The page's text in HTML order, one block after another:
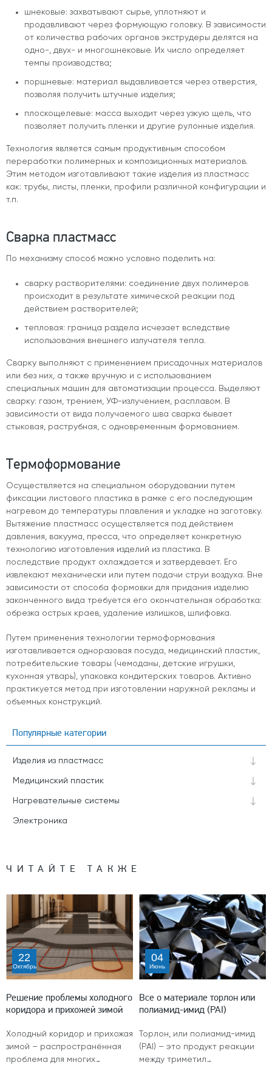
Популярные категории
Изделия из пластмасс
Медицинский пластик
Нагревательные системы
Электроника
шнековые: захватывают сырье, уплотняют и
продавливают через формующую головку. В зависимости
от количества рабочих органов экструдеры делятся на
одно-, двух- и многошнековые. Их число определяет
темпы производства;
поршневые: материал выдавливается через отверстия,
позволяя получить штучные изделия;
плоскощелевые: масса выходит через узкую щель, что
позволяет получить пленки и другие рулонные изделия.
Технология является самым продуктивным способом
переработки полимерных и композиционных материалов.
Этим методом изготавливают такие изделия из пластмасс
как: трубы, листы, пленки, профили различной конфигурации и
т.п.
Сварка пластмасс
По механизму способ можно условно поделить на:
сварку растворителями: соединение двух полимеров
происходит в результате химической реакции под
действием растворителей;
тепловая: граница раздела исчезает вследствие
использования внешнего излучателя тепла.
Сварку выполняют с применением присадочных материалов
или без них, а также вручную и с использованием
специальных машин для автоматизации процесса. Выделяют
сварку: газом, трением, УФ-излучением, расплавом. В
зависимости от вида получаемого шва сварка бывает
стыковая, раструбная, с одновременным формованием.
Термоформование
Осуществляется на специальном оборудовании путем
фиксации листового пластика в рамке с его последующим
нагревом до температуры плавления и укладке на заготовку.
Вытяжение пластмасс осуществляется под действием
давления, вакуума, пресса, что определяет конкретную
технологию изготовления изделий из пластика. В
последствие продукт охлаждается и затвердевает. Его
извлекают механически или путем подачи струи воздуха. Вне
зависимости от способа формовки для придания изделию
законченного вида требуется его окончательная обработка:
обрезка острых краев, удаление излишков, шлифовка.
Путем применения технологии термоформования
изготавливается одноразовая посуда, медицинский пластик,
потребительские товары (чемоданы, детские игрушки,
кухонная утварь), упаковка кондитерских товаров. Активно
практикуется метод при изготовлении наружной рекламы и
объемных конструкций.
ЧИТАЙТЕ ТАКЖЕ
22
Октябрь
Решение проблемы холодного
коридора и прихожей зимой
Холодный коридор и прихожая
зимой – распространённая
проблема для многих…
04
Июнь
Все о материале торлон или
полиамид-имид (PAI)
Торлон, или полиамид-имид
(PAI) – это продукт реакции
между триметил…